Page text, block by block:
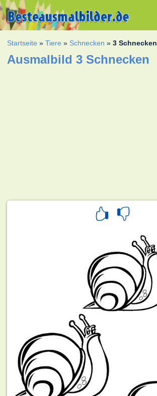
Startseite »Tiere » Schnecken »3 Schnecken
Ausmalbild 3 Schnecken